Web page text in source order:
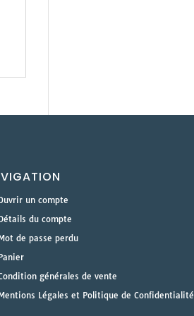
un compte
du compte
de passe perdu
générales de vente
Légales et Politique de Confidentialité